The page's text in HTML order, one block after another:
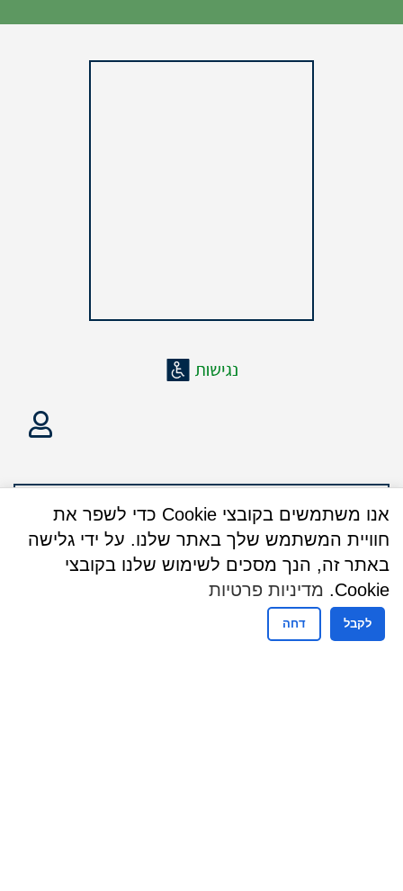
אנו משתמשים בקובצי Cookie כדי לשפר את
חוויית המשתמש שלך באתר שלנו. על ידי גלישה
באתר זה, הנך מסכים לשימוש שלנו בקובצי
Cookie.
מדיניות פרטיות
לקבל דחה